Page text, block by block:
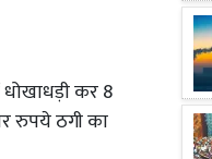
धोखाधड़ी कर 8
रुपये ठगी का